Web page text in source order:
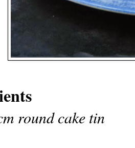
round cake tin